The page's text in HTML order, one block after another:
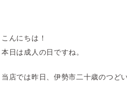
こんにちは！
本日は成人の日ですね。
当店では昨日、伊勢市二十歳のつど